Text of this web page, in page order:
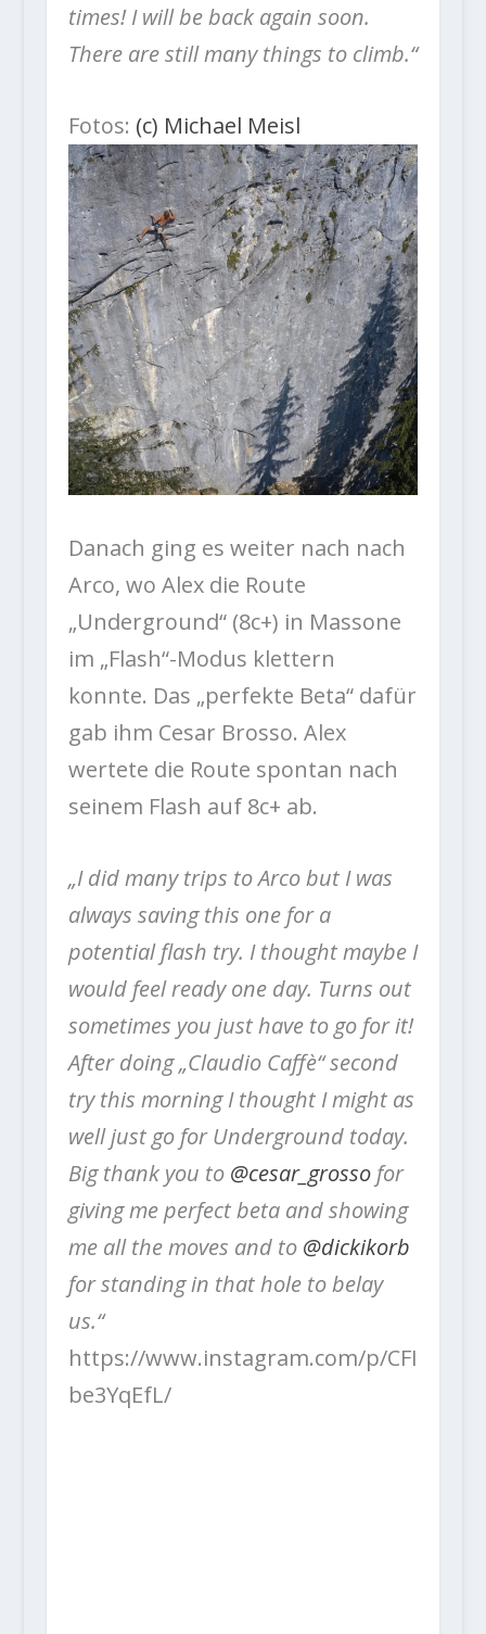
times! I will be back again soon.
There are still many things to climb.“
Fotos: (c) Michael Meisl
Danach ging es weiter nach nach
Arco, wo Alex die Route
„Underground“ (8c+) in Massone
im „Flash“-Modus klettern
konnte. Das „perfekte Beta“ dafür
gab ihm Cesar Brosso. Alex
wertete die Route spontan nach
seinem Flash auf 8c+ ab.
„I did many trips to Arco but I was
always saving this one for a
potential flash try. I thought maybe I
would feel ready one day. Turns out
sometimes you just have to go for it!
After doing „Claudio Caffè“ second
try this morning I thought I might as
well just go for Underground today.
Big thank you to @cesar_grossofor
giving me perfect beta and showing
me all the moves and to @dickikorb
for standing in that hole to belay
us.“
https://www.instagram.com/p/CFI
be3YqEfL/